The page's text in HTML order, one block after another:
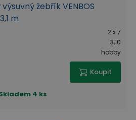
žebřík VENBOS
m
2 x 7
3,10
hobby
Koupit
4 ks